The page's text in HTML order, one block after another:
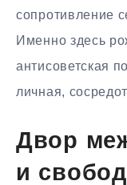
сопротивление
Именно здесь
антисоветская
личная,
Двор
и